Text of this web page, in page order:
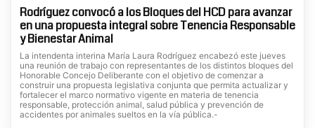
Rodríguez convocó a los Bloques del HCD para avanzar
en una propuesta integral sobre Tenencia Responsable
y Bienestar Animal
La intendenta interina María Laura Rodríguez encabezó este jueves
una reunión de trabajo con representantes de los distintos bloques del
Honorable Concejo Deliberante con el objetivo de comenzar a
construir una propuesta legislativa conjunta que permita actualizar y
fortalecer el marco normativo vigente en materia de tenencia
responsable, protección animal, salud pública y prevención de
accidentes por animales sueltos en la vía pública.-